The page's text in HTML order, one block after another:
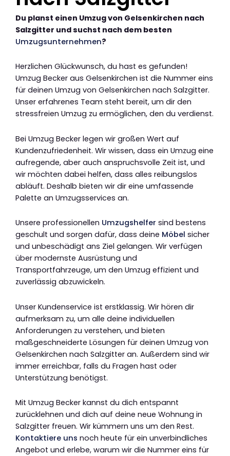
Du planst einen Umzug von Gelsenkirchen nach
Salzgitter und suchst nach dem besten
Umzugsunternehmen?
Herzlichen Glückwunsch, du hast es gefunden!
Umzug Becker aus Gelsenkirchen ist die Nummer eins
für deinen Umzug von Gelsenkirchen nach Salzgitter.
Unser erfahrenes Team steht bereit, um dir den
stressfreien Umzug zu ermöglichen, den du verdienst.
Bei Umzug Becker legen wir großen Wert auf
Kundenzufriedenheit. Wir wissen, dass ein Umzug eine
aufregende, aber auch anspruchsvolle Zeit ist, und
wir möchten dabei helfen, dass alles reibungslos
abläuft. Deshalb bieten wir dir eine umfassende
Palette an Umzugsservices an.
Unsere professionellen Umzugshelfer sind bestens
geschult und sorgen dafür, dass deine Möbel sicher
und unbeschädigt ans Ziel gelangen. Wir verfügen
über modernste Ausrüstung und
Transportfahrzeuge, um den Umzug effizient und
zuverlässig abzuwickeln.
Unser Kundenservice ist erstklassig. Wir hören dir
aufmerksam zu, um alle deine individuellen
Anforderungen zu verstehen, und bieten
maßgeschneiderte Lösungen für deinen Umzug von
Gelsenkirchen nach Salzgitter an. Außerdem sind wir
immer erreichbar, falls du Fragen hast oder
Unterstützung benötigst.
Mit Umzug Becker kannst du dich entspannt
zurücklehnen und dich auf deine neue Wohnung in
Salzgitter freuen. Wir kümmern uns um den Rest.
Kontaktiere uns noch heute für ein unverbindliches
Angebot und erlebe, warum wir die Nummer eins für